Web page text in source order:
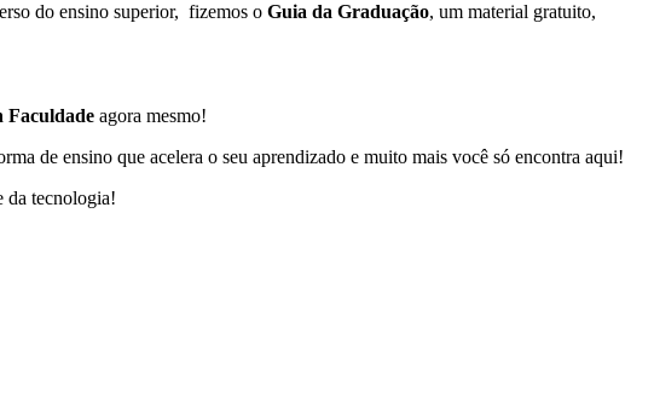
do ensino superior, fizemos o Guia da Graduação, um material gratuito,
Faculdade agora mesmo!
de ensino que acelera o seu aprendizado e muito mais você só encontra aqui!
da tecnologia!